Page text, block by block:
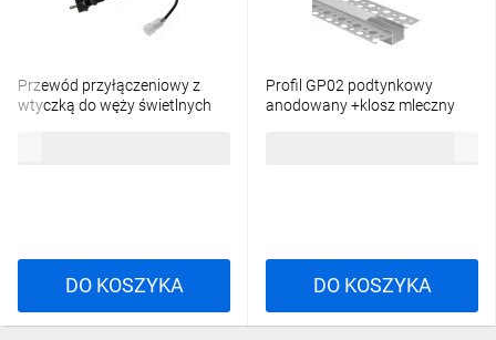
Przewód przyłączeniowy z
wtyczką do węży świetlnych
DO KOSZYKA
Profil GP02 podtynkowy
anodowany +klosz mleczny
DO KOSZYKA